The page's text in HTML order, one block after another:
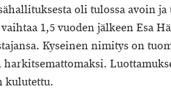
oli tulossa avoin
1,5 vuoden jälkeen Esa
Kyseinen nimitys on
harkitsemattomaksi.
kulutettu.